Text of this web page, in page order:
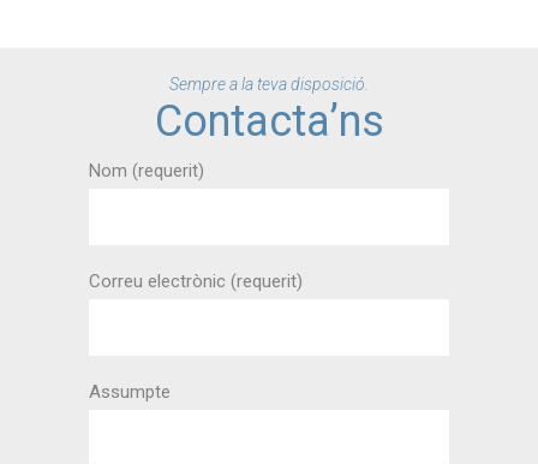
Sempre a la teva disposició.
Contacta’ns
Nom (requerit)
Correu electrònic (requerit)
Assumpte